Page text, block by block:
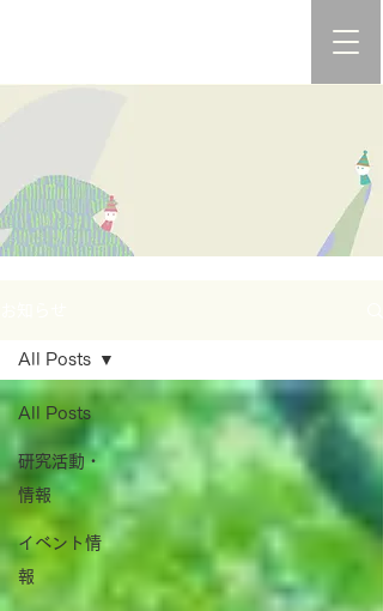
All Posts
研究活動・
情報
イベント情
報
All Posts